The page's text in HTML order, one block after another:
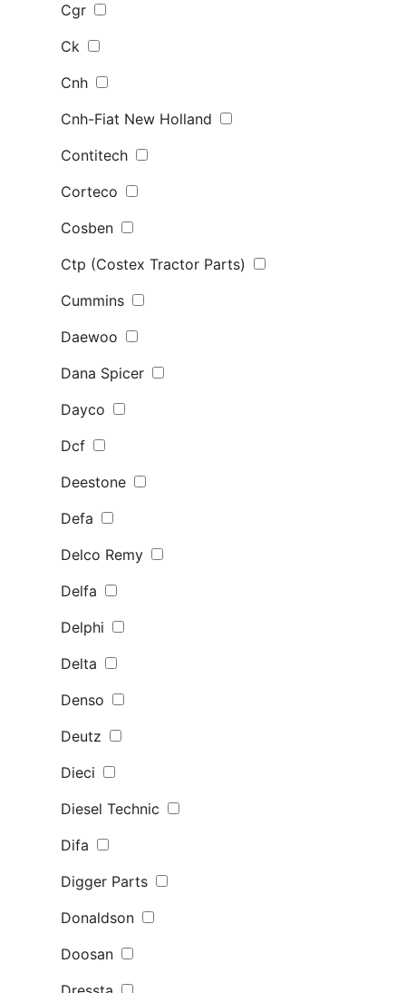
Cgr
Ck
Cnh
Cnh-Fiat New Holland
Contitech
Corteco
Cosben
Ctp (Costex Tractor Parts)
Cummins
Daewoo
Dana Spicer
Dayco
Dcf
Deestone
Defa
Delco Remy
Delfa
Delphi
Delta
Denso
Deutz
Dieci
Diesel Technic
Difa
Digger Parts
Donaldson
Doosan